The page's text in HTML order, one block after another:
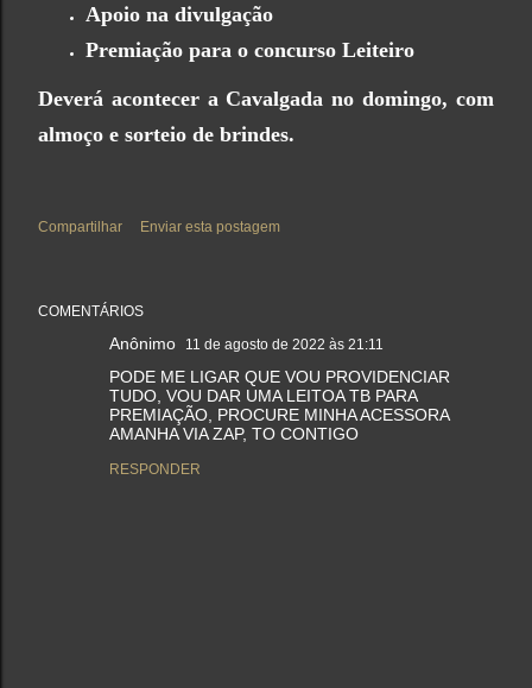
Apoio na divulgação
Premiação para o concurso Leiteiro
Deverá acontecer a Cavalgada no domingo, com
almoço e sorteio de brindes.
Compartilhar Enviar esta postagem
COMENTÁRIOS
Anônimo 11 de agosto de 2022 às 21:11
PODE ME LIGAR QUE VOU PROVIDENCIAR
TUDO, VOU DAR UMA LEITOA TB PARA
PREMIAÇÃO, PROCURE MINHA ACESSORA
AMANHA VIA ZAP, TO CONTIGO
RESPONDER